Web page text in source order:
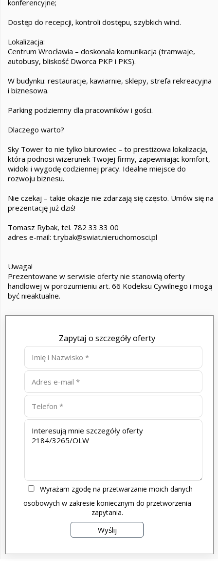
konferencyjne;
Dostęp do recepcji, kontroli dostępu, szybkich wind.
Lokalizacja:
Centrum Wrocławia – doskonała komunikacja (tramwaje,
autobusy, bliskość Dworca PKP i PKS).
W budynku: restauracje, kawiarnie, sklepy, strefa rekreacyjna
i biznesowa.
Parking podziemny dla pracowników i gości.
Dlaczego warto?
Sky Tower to nie tylko biurowiec – to prestiżowa lokalizacja,
która podnosi wizerunek Twojej firmy, zapewniając komfort,
widoki i wygodę codziennej pracy. Idealne miejsce do
rozwoju biznesu.
Nie czekaj – takie okazje nie zdarzają się często. Umów się na
prezentację już dziś!
Tomasz Rybak, tel. 782 33 33 00
adres e-mail: t.rybak@swiat.nieruchomosci.pl
Uwaga!
Prezentowane w serwisie oferty nie stanowią oferty
handlowej w porozumieniu art. 66 Kodeksu Cywilnego i mogą
być nieaktualne.
Zapytaj o szczegóły oferty
Wyrażam zgodę na przetwarzanie moich danych
osobowych w zakresie koniecznym do przetworzenia
zapytania.